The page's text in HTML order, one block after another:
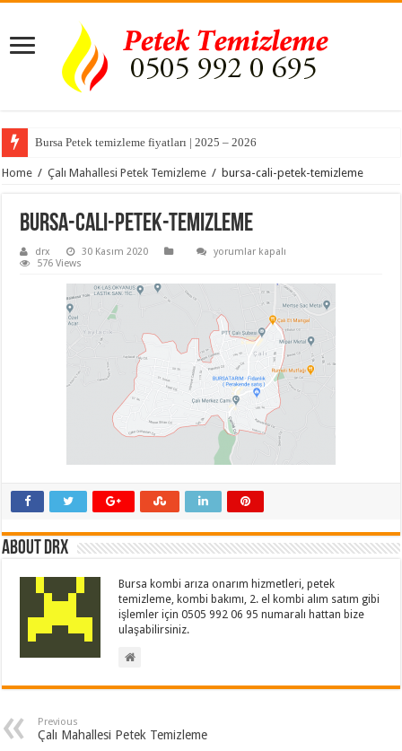
Bursa Petek temizleme fiyatları | 2025 – 2026
Home / Çalı Mahallesi Petek Temizleme / bursa-cali-petek-temizleme
bursa-cali-petek-temizleme
drx 30 Kasım 2020
bursa-
temizleme
yorumlar kapalı
576 Views
About drx
Bursa kombi arıza onarım hizmetleri, petek
temizleme, kombi bakımı, 2. el kombi alım satım gibi
işlemler için 0505 992 06 95 numaralı hattan bize
ulaşabilirsiniz.
Previous
Çalı Mahallesi Petek Temizleme